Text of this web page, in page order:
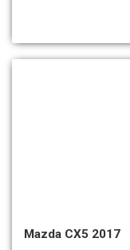
Mazda CX5 2017